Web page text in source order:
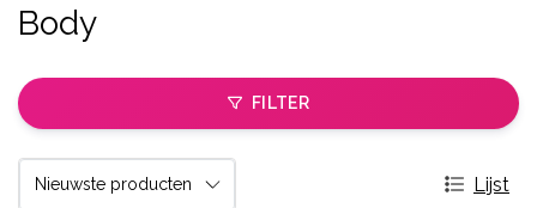
Body
FILTER
Lijst